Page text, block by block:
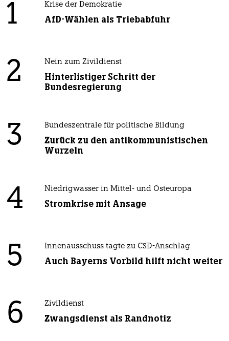
1 Krise der Demokratie
AfD-Wählen als Triebabfuhr
2 Nein zum Zivildienst
Hinterlistiger Schritt der
Bundesregierung
3 Bundeszentrale für politische Bildung
Zurück zu den antikommunistischen
Wurzeln
4 Niedrigwasser in Mittel- und Osteuropa
Stromkrise mit Ansage
5 Innenausschuss tagte zu CSD-Anschlag
Auch Bayerns Vorbild hilft nicht weiter
6 Zivildienst
Zwangsdienst als Randnotiz